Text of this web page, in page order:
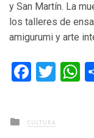
y San Martín. La
los talleres de
amigurumi y arte
Posted
in
CULTURA